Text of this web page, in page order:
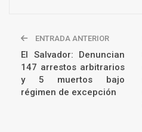
ENTRADA ANTERIOR
El Salvador: Denuncian
147 arrestos arbitrarios
y 5 muertos bajo
régimen de excepción